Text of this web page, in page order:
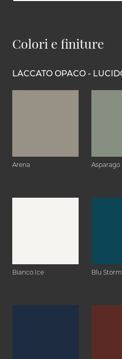
Colori e finiture
LACCATO OPACO -
Arena Asparago
Bianco Ice Blu Storm